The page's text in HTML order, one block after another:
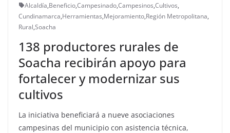
Alcaldía,Beneficio,Campesinado,Campesinos,Cultivos,
Cundinamarca,Herramientas,Mejoramiento,Región Metropolitana,
Rural,Soacha
138 productores rurales de
Soacha recibirán apoyo para
fortalecer y modernizar sus
cultivos
La iniciativa beneficiará a nueve asociaciones
campesinas del municipio con asistencia técnica,